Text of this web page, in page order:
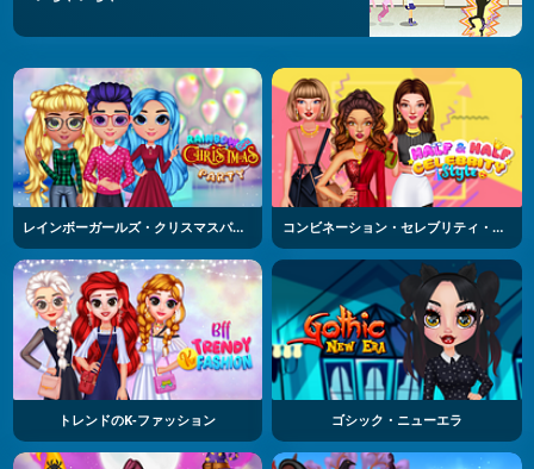
レインボーガールズ・クリスマスパーティー コンビネーション・セレブリティ・スタイル
トレンドのK-ファッション ゴシック・ニューエラ